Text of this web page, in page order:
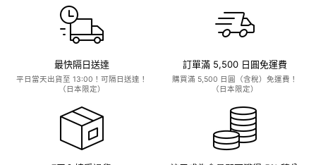
最快隔日送達
平日當天出貨至 13:00！可隔日送達！
（日本限定）
訂單滿 5,500 日圓免運費
購買滿 5,500 日圓（含稅）免運費！
（日本限定）